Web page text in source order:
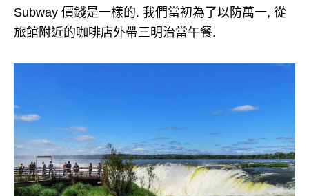
Subway 價錢是一樣的. 我們當初為了以防萬一, 從
旅館附近的咖啡店外帶三明治當午餐.